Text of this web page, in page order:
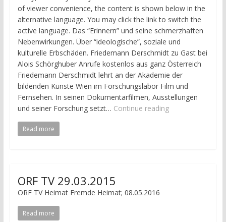
of viewer convenience, the content is shown below in the
alternative language. You may click the link to switch the
active language. Das “Erinnern” und seine schmerzhaften
Nebenwirkungen. Über “ideologische”, soziale und
kulturelle Erbschäden. Friedemann Derschmidt zu Gast bei
Alois Schörghuber Anrufe kostenlos aus ganz Österreich
Friedemann Derschmidt lehrt an der Akademie der
bildenden Künste Wien im Forschungslabor Film und
Fernsehen. In seinen Dokumentarfilmen, Ausstellungen
und seiner Forschung setzt… Continue reading
Read more
ORF TV 29.03.2015
ORF TV Heimat Fremde Heimat; 08.05.2016
Read more